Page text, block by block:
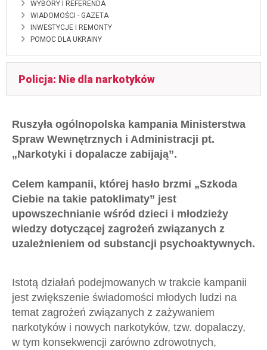
WYBORY I REFERENDA
WIADOMOŚCI - GAZETA
INWESTYCJE I REMONTY
POMOC DLA UKRAINY
Policja: Nie dla narkotyków
Ruszyła ogólnopolska kampania Ministerstwa
Spraw Wewnętrznych i Administracji pt.
„Narkotyki i dopalacze zabijają”.
Celem kampanii, której hasło brzmi „Szkoda
Ciebie na takie patoklimaty” jest
upowszechnianie wśród dzieci i młodzieży
wiedzy dotyczącej zagrożeń związanych z
uzależnieniem od substancji psychoaktywnych.
Istotą działań podejmowanych w trakcie kampanii
jest zwiększenie świadomości młodych ludzi na
temat zagrożeń związanych z zażywaniem
narkotyków i nowych narkotyków, tzw. dopalaczy,
w tym konsekwencji zarówno zdrowotnych,